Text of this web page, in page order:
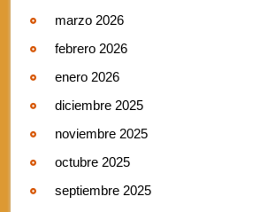
marzo 2026
febrero 2026
enero 2026
diciembre 2025
noviembre 2025
octubre 2025
septiembre 2025